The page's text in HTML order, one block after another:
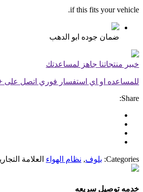
if this fits your vehicle.
ضمان جوده ابو الدهب
خبير منتجاتنا جاهز لمساعدتك
للمساعده او اي استفسار فوري اتصل على
Share:
Categories: بلوف, نظام الهواء العلامة
خدمه توصيل سريعه